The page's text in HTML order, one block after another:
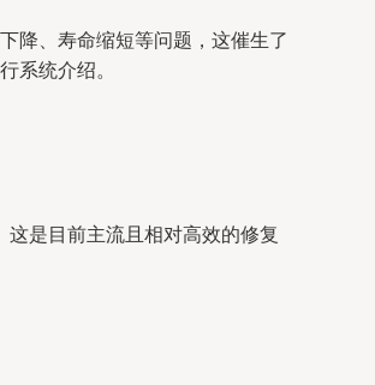
降、寿命缩短等问题，这催生了
系统介绍。
是目前主流且相对高效的修复